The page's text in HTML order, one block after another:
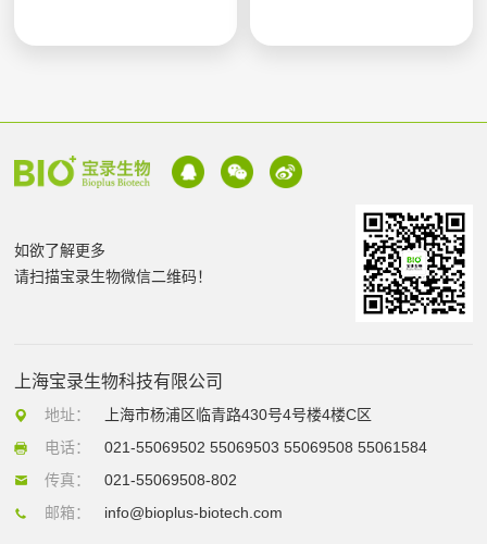
如欲了解更多
请扫描宝录生物微信二维码！
上海宝录生物科技有限公司
地址：
上海市杨浦区临青路430号4号楼4楼C区
电话：
021-55069502 55069503 55069508 55061584
传真：
021-55069508-802
邮箱：
info@bioplus-biotech.com